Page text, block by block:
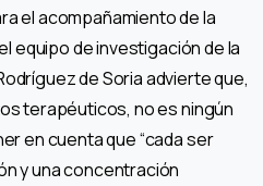
el acompañamiento de la
equipo de investigación de la
de Soria advierte que,
terapéuticos, no es ningún
en cuenta que “cada ser
y una concentración